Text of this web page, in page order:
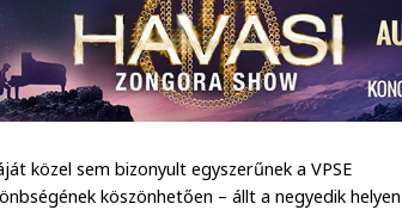
közel sem bizonyult egyszerűnek a VPSE
köszönhetően – állt a negyedik helyen